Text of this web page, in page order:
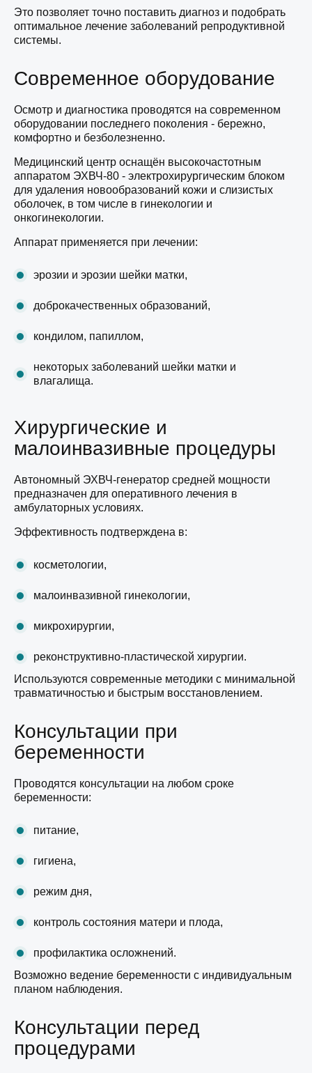
Это позволяет точно поставить диагноз и подобрать
оптимальное лечение заболеваний репродуктивной
системы.
Современное оборудование
Осмотр и диагностика проводятся на современном
оборудовании последнего поколения - бережно,
комфортно и безболезненно.
Медицинский центр оснащён высокочастотным
аппаратом ЭХВЧ-80 - электрохирургическим блоком
для удаления новообразований кожи и слизистых
оболочек, в том числе в гинекологии и
онкогинекологии.
Аппарат применяется при лечении:
эрозии и эрозии шейки матки,
доброкачественных образований,
кондилом, папиллом,
некоторых заболеваний шейки матки и
влагалища.
Хирургические и
малоинвазивные процедуры
Автономный ЭХВЧ-генератор средней мощности
предназначен для оперативного лечения в
амбулаторных условиях.
Эффективность подтверждена в:
косметологии,
малоинвазивной гинекологии,
микрохирургии,
реконструктивно-пластической хирургии.
Используются современные методики с минимальной
травматичностью и быстрым восстановлением.
Консультации при
беременности
Проводятся консультации на любом сроке
беременности:
питание,
гигиена,
режим дня,
контроль состояния матери и плода,
профилактика осложнений.
Возможно ведение беременности с индивидуальным
планом наблюдения.
Консультации перед
процедурами